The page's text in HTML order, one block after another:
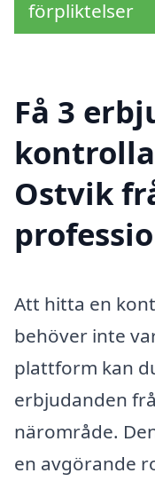
förpliktelser
Få 3
Ostvik
Att hitta en
behöver inte
plattform kan
erbjudanden
närområde.
en avgörande